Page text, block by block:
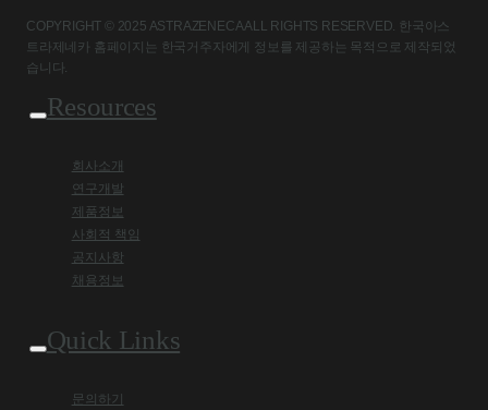
COPYRIGHT © 2025 ASTRAZENECA ALL RIGHTS RESERVED. 한국아스
트라제네카 홈페이지는 한국거주자에게 정보를 제공하는 목적으로 제작되었
습니다.
Resources
회사소개
연구개발
제품정보
사회적 책임
공지사항
채용정보
Quick Links
문의하기